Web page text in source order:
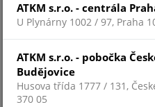
ATKM s.r.o. - centrála
U Plynárny 1002 / 97, Praha
ATKM s.r.o. - pobočka
Budějovice
Husova třída 1777 / 131,
370 05